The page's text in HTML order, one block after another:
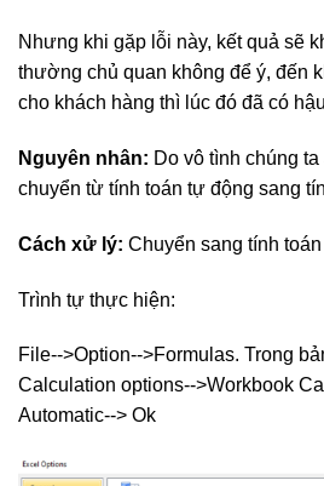
Nhưng khi gặp lỗi này, kết quả sẽ
thường chủ quan không để ý, đến
cho khách hàng thì lúc đó đã có
Nguyên nhân: Do vô tình chúng
chuyển từ tính toán tự động sang
Cách xử lý: Chuyển sang tính
Trình tự thực hiện:
File-->Option-->Formulas. Trong
Calculation options-->Workbook
Automatic--> Ok